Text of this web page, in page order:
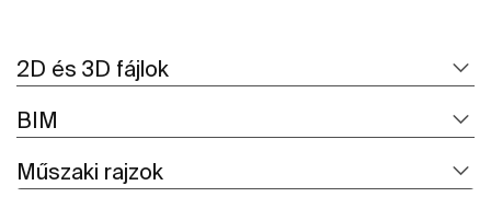
2D és 3D fájlok
BIM
Műszaki rajzok